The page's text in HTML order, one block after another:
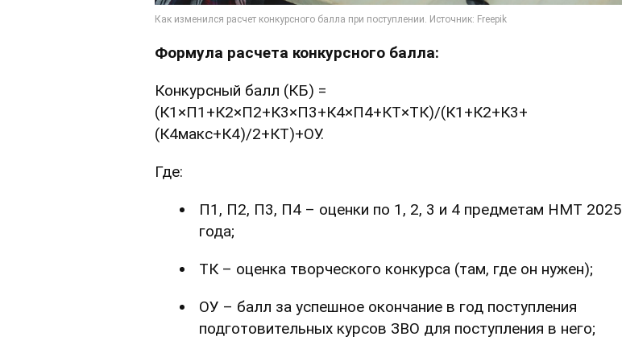
Формула расчета конкурсного балла:
Конкурсный балл (КБ) =
(К1×П1+К2×П2+К3×П3+К4×П4+КТ×ТК)/(К1+К2+К3+
(К4макс+К4)/2+КТ)+ОУ.
Где:
П1, П2, П3, П4 – оценки по 1, 2, 3 и 4 предметам НМТ 2025
года;
ТК – оценка творческого конкурса (там, где он нужен);
ОУ – балл за успешное окончание в год поступления
подготовительных курсов ЗВО для поступления в него;